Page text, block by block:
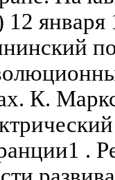
января
К.
.